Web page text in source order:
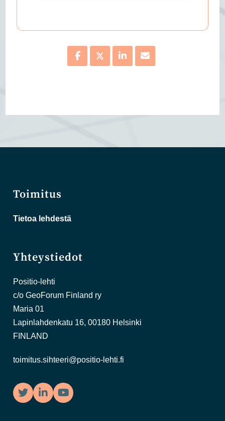
Toimitus
Tietoa lehdestä
Yhteystiedot
Positio-lehti
c/o GeoForum Finland ry
Maria 01
Lapinlahdenkatu 16, 00180 Helsinki
FINLAND
toimitus.sihteeri@positio-lehti.fi
TwitterLinkedInYouTube